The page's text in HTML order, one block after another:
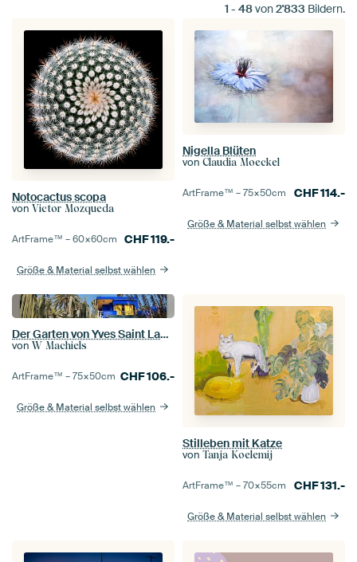
1 - 48von2'833 Bildern.
Notocactus scopa
von Victor Mozqueda
ArtFrame™ –60×60cm CHF119.-
Größe & Material selbst wählen
Nigella Blüten
von Claudia Moeckel
ArtFrame™ –75×50cm CHF114.-
Größe & Material selbst wählen
Der Garten von Yves Saint Laurent, Jardin Majorelle, in Marrakesch, Marokko.
von W Machiels
ArtFrame™ –75×50cm CHF106.-
Größe & Material selbst wählen
Stilleben mit Katze
von Tanja Koelemij
ArtFrame™ –70×55cm CHF131.-
Größe & Material selbst wählen